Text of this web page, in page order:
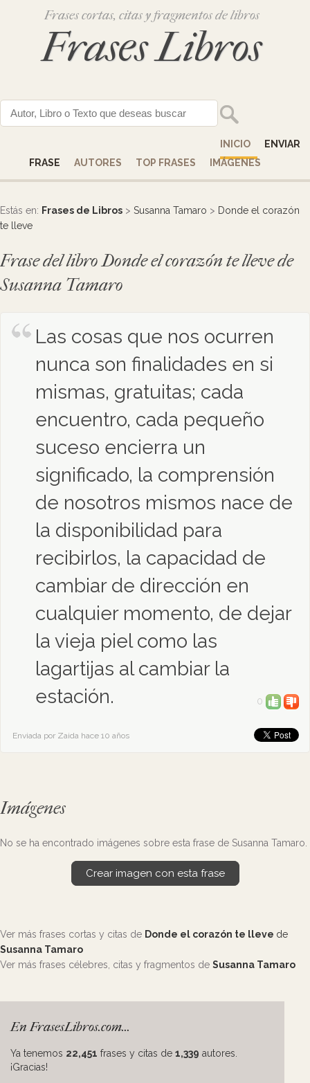
Frases cortas, citas y fragmentos de libros
Frases Libros
INICIO
ENVIAR
FRASE
AUTORES TOP FRASES IMÁGENES
Estás en: Frases de Libros > Susanna Tamaro > Donde el corazón
te lleve
Frase del libro Donde el corazón te lleve de
Susanna Tamaro
Las cosas que nos ocurren
nunca son finalidades en si
mismas, gratuitas; cada
encuentro, cada pequeño
suceso encierra un
significado, la comprensión
de nosotros mismos nace de
la disponibilidad para
recibirlos, la capacidad de
cambiar de dirección en
cualquier momento, de dejar
la vieja piel como las
lagartijas al cambiar la
estación.
0
Enviada por Zaida hace 10 años
Imágenes
No se ha encontrado imágenes sobre esta frase de Susanna Tamaro.
Crear imagen con esta frase
Ver más frases cortas y citas de Donde el corazón te lleve de
Susanna Tamaro
Ver más frases célebres, citas y fragmentos de Susanna Tamaro
En FrasesLibros.com...
Ya tenemos 22,451 frases y citas de 1,339 autores.
¡Gracias!